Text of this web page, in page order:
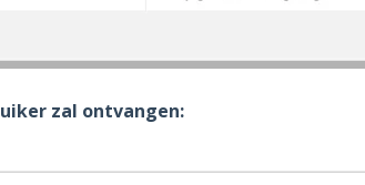
zal ontvangen: